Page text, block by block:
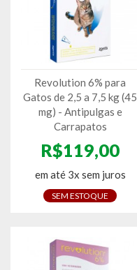
Revolution 6% para
Gatos de 2,5 a 7,5 kg (45
mg) - Antipulgas e
Carrapatos
R$119,00
em até 3x sem juros
SEM ESTOQUE